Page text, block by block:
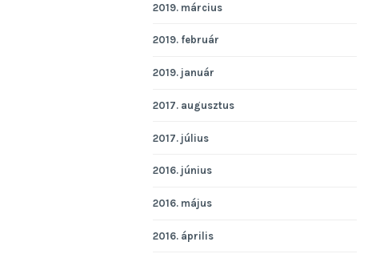
2019. március
2019. február
2019. január
2017. augusztus
2017. július
2016. június
2016. május
2016. április